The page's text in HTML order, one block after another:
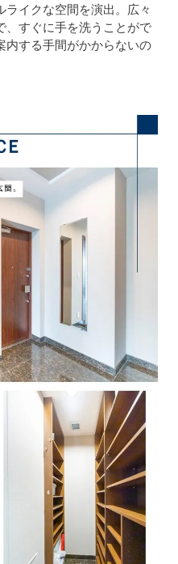
イクな空間を演出。広々
、すぐに手を洗うことがで
内する手間がかからないの